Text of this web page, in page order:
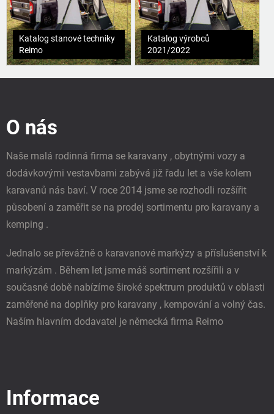
Katalog stanové techniky
Reimo
Katalog výrobců
2021/2022
O nás
Naše malá rodinná firma se karavany , obytnými vozy a
dodávkovými vestavbami zabývá již řadu let a vše kolem
karavanů nás baví. V roce 2014 jsme se rozhodli rozšířit
působení a zaměřit se na prodej sortimentu pro karavany a
kemping .
Jednalo se převážně o karavanové markýzy a příslušenství k
markýzám . Během let jsme máš sortiment rozšířili a v
současné době nabízíme široké spektrum produktů v oblasti
zaměřené na doplňky pro karavany , kempování a volný čas.
Naším hlavním dodavatel je německá firma Reimo
Informace